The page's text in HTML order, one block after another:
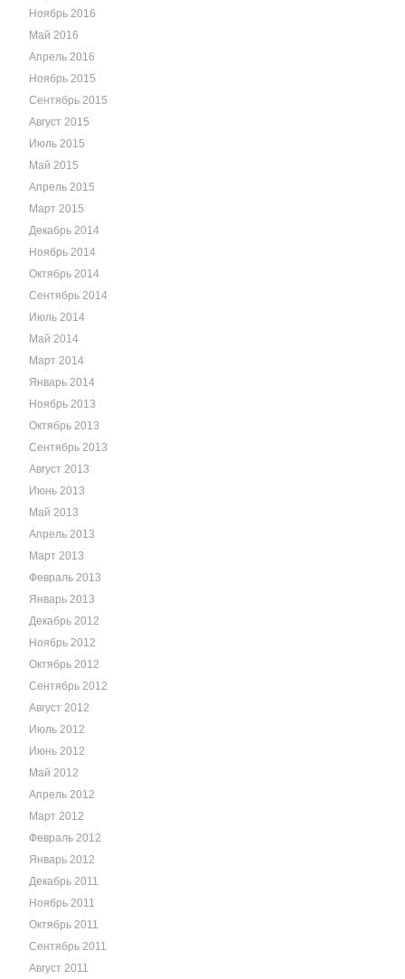
Ноябрь 2016
Май 2016
Апрель 2016
Ноябрь 2015
Сентябрь 2015
Август 2015
Июль 2015
Май 2015
Апрель 2015
Март 2015
Декабрь 2014
Ноябрь 2014
Октябрь 2014
Сентябрь 2014
Июль 2014
Май 2014
Март 2014
Январь 2014
Ноябрь 2013
Октябрь 2013
Сентябрь 2013
Август 2013
Июнь 2013
Май 2013
Апрель 2013
Март 2013
Февраль 2013
Январь 2013
Декабрь 2012
Ноябрь 2012
Октябрь 2012
Сентябрь 2012
Август 2012
Июль 2012
Июнь 2012
Май 2012
Апрель 2012
Март 2012
Февраль 2012
Январь 2012
Декабрь 2011
Ноябрь 2011
Октябрь 2011
Сентябрь 2011
Август 2011